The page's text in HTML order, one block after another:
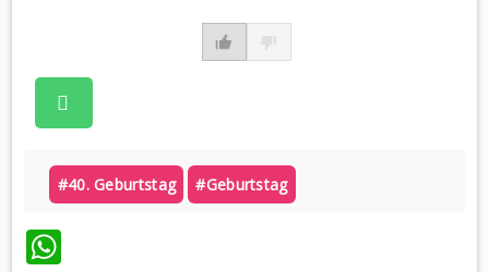
#40. Geburtstag #geburtstag
WhatsApp